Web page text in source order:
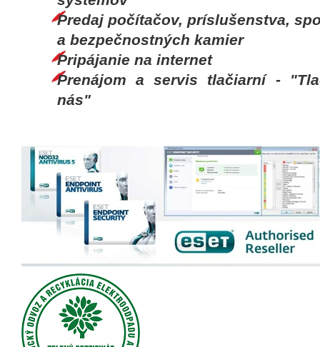
Predaj počítačov, príslušenstva,
a bezpečnostných kamier
Pripájanie na internet
Prenájom a servis tlačiarní -
nás"